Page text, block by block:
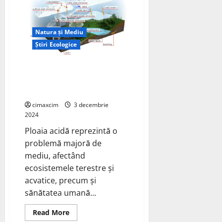
au
provocat
o
deversare
de
produse
petroliere
în
apele
Natura și Mediu
Știri Ecologice
cimaxcim
3 decembrie
2024
Ploaia acidă reprezintă o
problemă majoră de
mediu, afectând
ecosistemele terestre și
acvatice, precum și
sănătatea umană...
Read MoreRead
more